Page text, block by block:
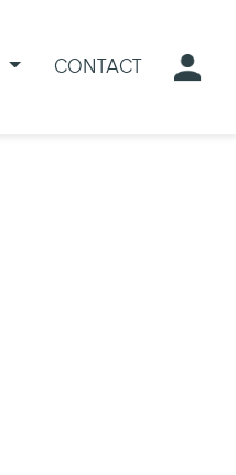
CONTACT